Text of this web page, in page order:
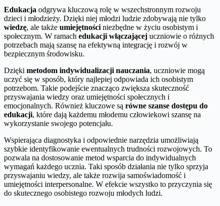
Edukacja odgrywa kluczową rolę w wszechstronnym rozwoju
dzieci i młodzieży. Dzięki niej młodzi ludzie zdobywają nie tylko
wiedzę, ale także umiejętności niezbędne w życiu osobistym i
społecznym. W ramach edukacji włączającej uczniowie o różnych
potrzebach mają szansę na efektywną integrację i rozwój w
bezpiecznym środowisku.
Dzięki metodom indywidualizacji nauczania, uczniowie mogą
uczyć się w sposób, który najlepiej odpowiada ich osobistym
potrzebom. Takie podejście znacząco zwiększa skuteczność
przyswajania wiedzy oraz umiejętności społecznych i
emocjonalnych. Również kluczowe są równe szanse dostępu do
edukacji, które dają każdemu młodemu człowiekowi szansę na
wykorzystanie swojego potencjału.
Wspierająca diagnostyka i odpowiednie narzędzia umożliwiają
szybkie identyfikowanie ewentualnych trudności rozwojowych. To
pozwala na dostosowanie metod wsparcia do indywidualnych
wymagań każdego ucznia. Taki sposób działania nie tylko sprzyja
przyswajaniu wiedzy, ale także rozwija samoświadomość i
umiejętności interpersonalne. W efekcie wszystko to przyczynia się
do skutecznego osobistego rozwoju młodych ludzi.